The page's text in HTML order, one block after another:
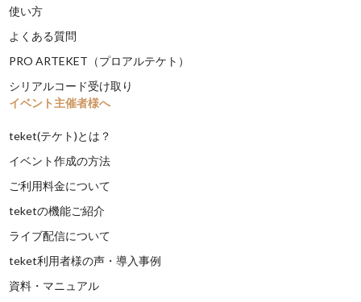
使い方
よくある質問
PRO ARTEKET（プロアルテケト）
シリアルコード受け取り
イベント主催者様へ
teket(テケト)とは？
イベント作成の方法
ご利用料金について
teketの機能ご紹介
ライブ配信について
teket利用者様の声・導入事例
資料・マニュアル